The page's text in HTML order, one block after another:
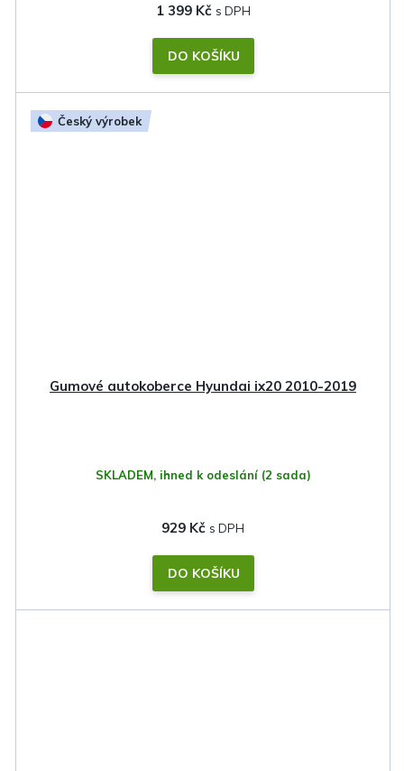
1 399 Kč
DO KOŠÍKU
Český výrobek
Gumové autokoberce Hyundai ix20 2010-2019
SKLADEM, ihned k odeslání (2 sada)
929 Kč
DO KOŠÍKU